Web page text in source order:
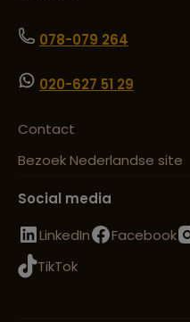
078-079 264
020-627 51 29
Contact
Bezoek Nederlandse site
Social media
LinkedIn
Facebook
TikTok